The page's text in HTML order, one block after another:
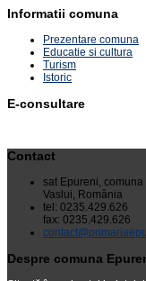
Informatii comuna
Prezentare comuna
Educatie si cultura
Turism
Istoric
E-consultare
Contact
sat Epureni, comuna
Vaslui, România
tel: 0235.429.626
fax: 0235.429.626
Despre comuna